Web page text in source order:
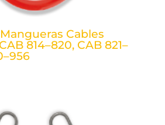
Cables
814–820, CAB 821–